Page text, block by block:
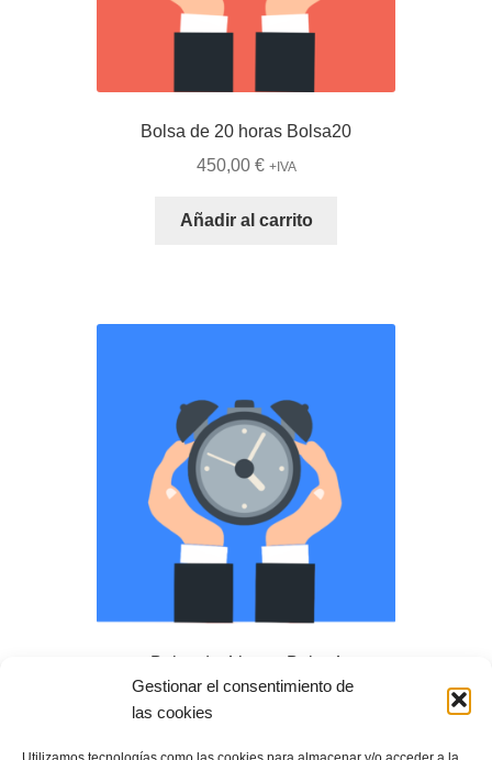
Gestionar el consentimiento de
las cookies
Bolsa de 20 horas Bolsa20
450,00 € +IVA
Añadir al carrito
Bolsa de 4 horas Bolsa4
125,00€
Añadir al carrito